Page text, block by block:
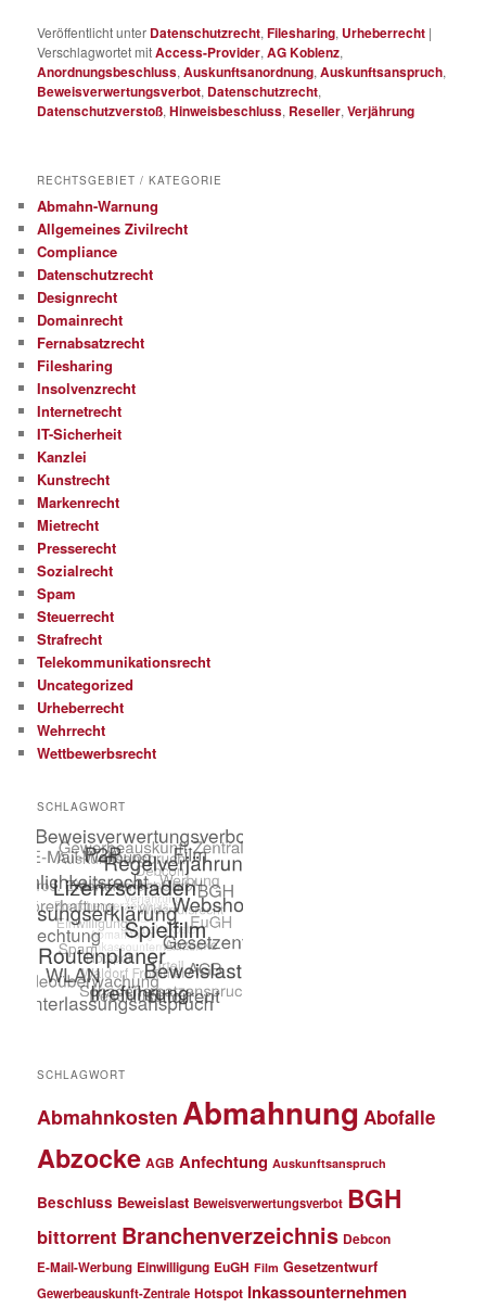
Veröffentlicht unter Datenschutzrecht,Filesharing, Urheberrecht |
Verschlagwortet mitAccess-Provider,AG Koblenz,
Anordnungsbeschluss,Auskunftsanordnung,Auskunftsanspruch,
Beweisverwertungsverbot, Datenschutzrecht,
Datenschutzverstoß,Hinweisbeschluss, Reseller,Verjährung
RECHTSGEBIET / KATEGORIE
Abmahn-Warnung
Allgemeines Zivilrecht
Compliance
Datenschutzrecht
Designrecht
Domainrecht
Fernabsatzrecht
Filesharing
Insolvenzrecht
Internetrecht
IT-Sicherheit
Kanzlei
Kunstrecht
Markenrecht
Mietrecht
Presserecht
Sozialrecht
Spam
Steuerrecht
Strafrecht
Telekommunikationsrecht
Uncategorized
Urheberrecht
Wehrrecht
Wettbewerbsrecht
SCHLAGWORT
SCHLAGWORT
Abmahnkosten Abmahnung Abofalle
Abzocke AGB Anfechtung Auskunftsanspruch
Beschluss Beweislast Beweisverwertungsverbot BGH
bittorrent Branchenverzeichnis Debcon
E-Mail-Werbung Einwilligung EuGH Film Gesetzentwurf
Gewerbeauskunft-Zentrale Hotspot Inkassounternehmen